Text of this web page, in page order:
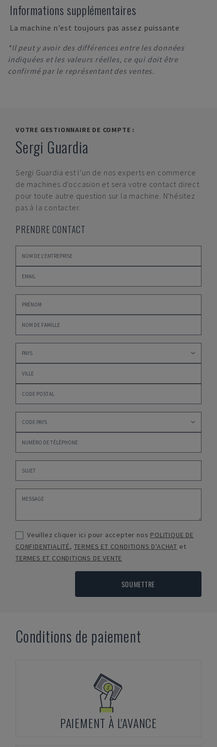
Informations supplémentaires
La machine n'est toujours pas assez puissante
*Il peut y avoir des différences entre les données
indiquées et les valeurs réelles, ce qui doit être
confirmé par le représentant des ventes.
VOTRE GESTIONNAIRE DE COMPTE :
Sergi Guardia
Sergi Guardia est l'un de nos experts en commerce
de machines d'occasion et sera votre contact direct
pour toute autre question sur la machine. N'hésitez
pas à la contacter.
PRENDRE CONTACT
Veuillez cliquer ici pour accepter nos POLITIQUE DE
CONFIDENTIALITÉ, TERMES ET CONDITIONS D'ACHAT et
TERMES ET CONDITIONS DE VENTE
SOUMETTRE
Conditions de paiement
PAIEMENT À L'AVANCE